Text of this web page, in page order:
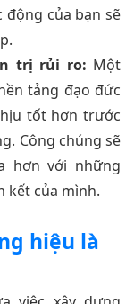
động của bạn sẽ
trị rủi ro: Một
tảng đạo đức
tốt hơn trước
Công chúng sẽ
hơn với những
kết của mình.
hiệu là